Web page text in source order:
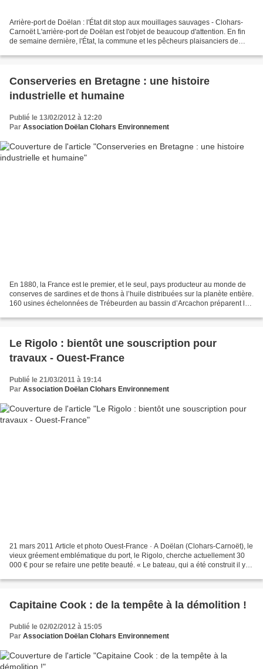
Arrière-port de Doëlan : l'État dit stop aux mouillages sauvages - Clohars-
Carnoët L'arrière-port de Doëlan est l'objet de beaucoup d'attention. En fin
de semaine dernière, l'État, la commune et les pêcheurs plaisanciers de
Conserveries en Bretagne : une histoire
industrielle et humaine
Publié le 13/02/2012 à 12:20
Par Association Doëlan Clohars Environnement
En 1880, la France est le premier, et le seul, pays producteur au monde de
conserves de sardines et de thons à l’huile distribuées sur la planète entière.
160 usines échelonnées de Trébeurden au bassin d’Arcachon préparent les
Le Rigolo : bientôt une souscription pour
travaux - Ouest-France
Publié le 21/03/2011 à 19:14
Par Association Doëlan Clohars Environnement
21 mars 2011 Article et photo Ouest-France · A Doëlan (Clohars-Carnoët), le
vieux gréement emblématique du port, le Rigolo, cherche actuellement 30
000 € pour se refaire une petite beauté. « Le bateau, qui a été construit il y a
Capitaine Cook : de la tempête à la démolition !
Publié le 02/02/2012 à 15:05
Par Association Doëlan Clohars Environnement